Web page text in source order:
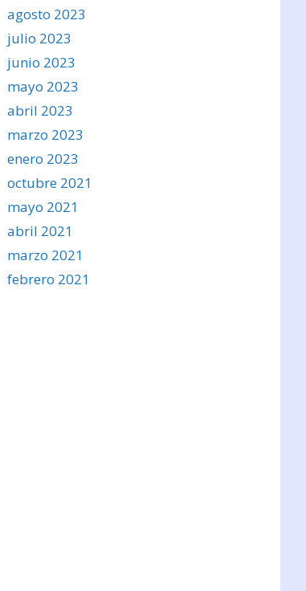
agosto 2023
julio 2023
junio 2023
mayo 2023
abril 2023
marzo 2023
enero 2023
octubre 2021
mayo 2021
abril 2021
marzo 2021
febrero 2021